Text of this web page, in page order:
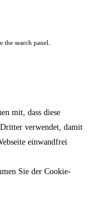
the search panel.
mit, dass diese
Dritter verwendet, damit
einwandfrei
Sie der Cookie-